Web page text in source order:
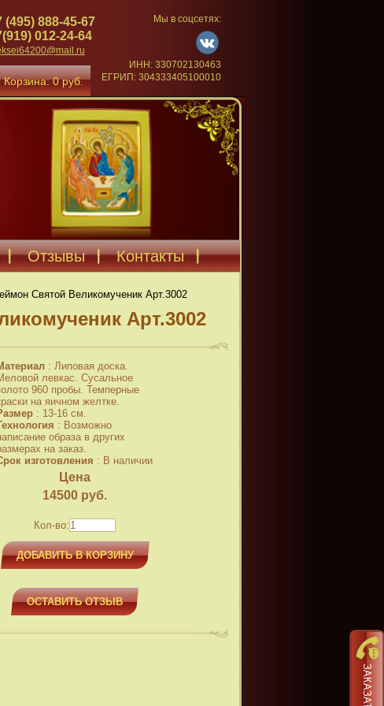
(495) 888-45-67
012-24-64
Корзина: 0 руб.
Мы в соцсетях:
ИНН: 330702130463
ЕГРИП: 304333405100010
Отзывы Контакты
Святой Великомученик Арт.3002
Арт.3002
: Липовая доска.
левкас. Сусальное
960 пробы. Темперные
на яичном желтке.
: 13-16 см.
: Возможно
образа в других
на заказ.
изготовления : В наличии
Цена
14500 руб.
Кол-во:
ДОБАВИТЬ В КОРЗИНУ
ОСТАВИТЬ ОТЗЫВ